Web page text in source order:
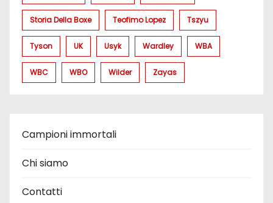
Storia Della Boxe Teofimo Lopez Tszyu
Tyson UK Usyk Wardley WBA
WBC WBO Wilder Zayas
Campioni immortali
Chi siamo
Contatti